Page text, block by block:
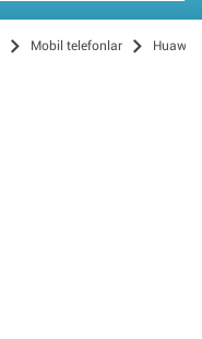
Mobil telefonlar Huawei